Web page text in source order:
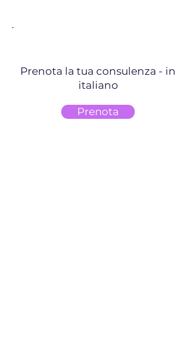
Prenota la tua consulenza - in
italiano
Prenota